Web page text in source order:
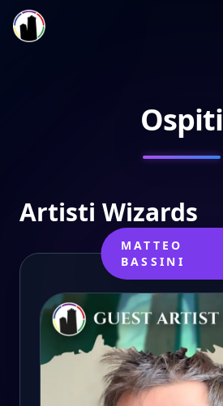
Ospiti
Artisti Wizards
MATTEO
BASSINI